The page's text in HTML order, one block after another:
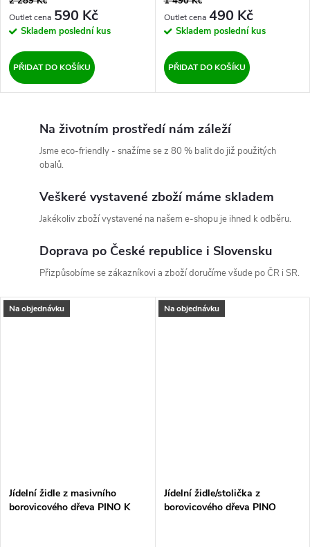
590 Kč
Skladem poslední kus
PŘIDAT DO KOŠÍKU
490 Kč
Skladem poslední kus
PŘIDAT DO KOŠÍKU
Na životním prostředí nám záleží
Jsme eco-friendly - snažíme se z 80 % balit do již použitých
obalů.
Veškeré vystavené zboží máme skladem
Jakékoliv zboží vystavené na našem e-shopu je ihned k odběru.
Doprava po České republice i Slovensku
Přizpůsobíme se zákazníkovi a zboží doručíme všude po ČR i SR.
Na objednávku
Jídelní židle z masivního
borovicového dřeva PINO K
Na objednávku
Jídelní židle/stolička z
borovicového dřeva PINO